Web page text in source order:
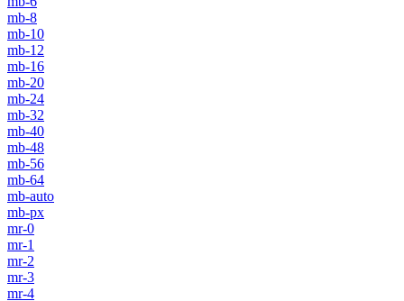
mb-8
mb-10
mb-12
mb-16
mb-20
mb-24
mb-32
mb-40
mb-48
mb-56
mb-64
mb-auto
mb-px
mr-0
mr-1
mr-2
mr-3
mr-4